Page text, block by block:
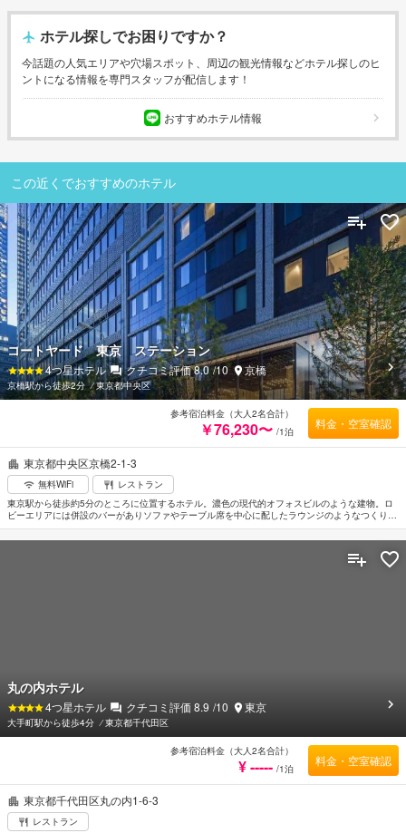
ホテル探しでお困りですか？
今話題の人気エリアや穴場スポット、周辺の観光情報などホテル探しのヒ
ントになる情報を専門スタッフが配信します！
おすすめホテル情報
この近くでおすすめのホテル
東京都中央区京橋2-1-3
無料WiFi
レストラン
東京駅から徒歩約5分のところに位置するホテル。濃色の現代的オフォスビルのような建物。ロ
ビーエリアには併設のバーがありソファやテーブル席を中心に配したラウンジのようなつくりに
なっている。客室はクリエイター、エディター、フォトグラファーなどといったテーマをイメー
ジしたスマートかつシンプルなインテリア。飲食施設はビストロ料理を中心にグリル料理なども
提供するレストランとあたたかみあるカフェの2軒。地下鉄銀座線の京橋駅へは徒歩約2分と近
コートヤード 東京 ステーション
4つ星ホテル クチコミ評価8.0 /10 京橋
京橋駅から徒歩2分 ⁄東京都中央区
参考宿泊料金（大人2名合計）
￥76,230〜 /1泊
料金・空室確認
東京都千代田区丸の内1-6-3
レストラン
丸の内ホテル
4つ星ホテル クチコミ評価8.9 /10 東京
大手町駅から徒歩4分 ⁄東京都千代田区
参考宿泊料金（大人2名合計）
¥ ----- /1泊
料金・空室確認